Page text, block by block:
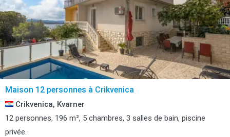
Maison 12 personnes à Crikvenica
Crikvenica, Kvarner
12 personnes, 196 m², 5 chambres, 3 salles de bain, piscine
privée.